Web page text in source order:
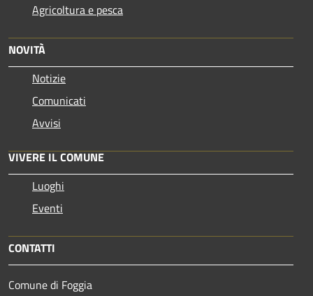
Agricoltura e pesca
NOVITÀ
Notizie
Comunicati
Avvisi
VIVERE IL COMUNE
Luoghi
Eventi
CONTATTI
Comune di Foggia